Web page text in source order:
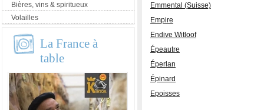
Bières, vins & spiritueux
Volailles
La France à
table
Emmental (Suisse)
Empire
Endive Witloof
Épeautre
Éperlan
Épinard
Epoisses